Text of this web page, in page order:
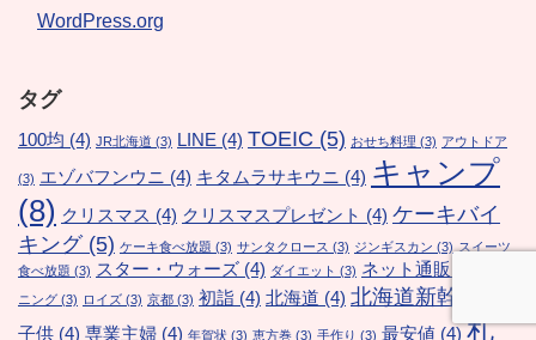
WordPress.org
タグ
100均 (4) JR北海道 (3) LINE (4) TOEIC (5) おせち料理 (3) アウトドア
(3) エゾバフンウニ (4) キタムラサキウニ (4) キャンプ
(8) クリスマス (4) クリスマスプレゼント (4) ケーキバイ
キング(5) ケーキ食べ放題 (3) サンタクロース (3) ジンギスカン (3) スイーツ
食べ放題 (3) スター・ウォーズ (4) ダイエット (3) ネット通販
ニング (3) ロイズ (3) 京都 (3) 初詣 (4) 北海道 (4) 北海道新幹線
子供 (4) 専業主婦 (4) 年賀状 (3) 恵方巻 (3) 手作り (3) 最安値 (4) 札